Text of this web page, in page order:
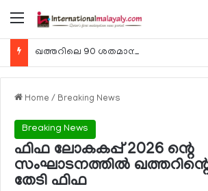
Menu
Home / Breaking News
Breaking News
ഫിഫ ലോകകപ്പ് 2026 ന്റെ
സംഘാടനത്തില്‍
തേടി ഫിഫ